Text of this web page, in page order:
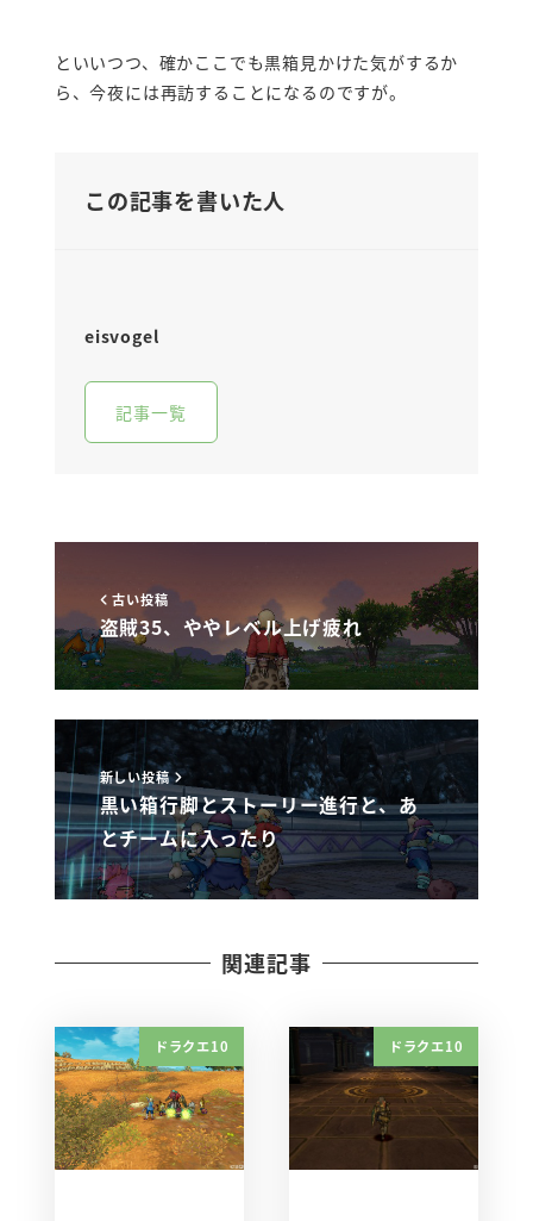
といいつつ、確かここでも黒箱見かけた気がするか
ら、今夜には再訪することになるのですが。
この記事を書いた人
eisvogel
記事一覧
古い投稿
盗賊35、ややレベル上げ疲れ
新しい投稿
黒い箱行脚とストーリー進行と、あ
とチームに入ったり
関連記事
ドラクエ10 ドラクエ10